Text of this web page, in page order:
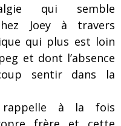
qui semble
Joey à travers
qui plus est loin
et dont l’absence
sentir dans la
à la fois